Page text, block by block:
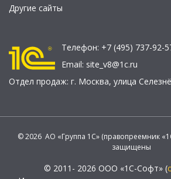
Другие сайты
Телефон: +7 (495) 737-92-
Email: site_v8@1c.ru
Отдел продаж: г. Москва, улица
© 2026 АО «Группа 1С» (правопреемник
защищены
© 2011- 2026 ООО «1С-Софт» (